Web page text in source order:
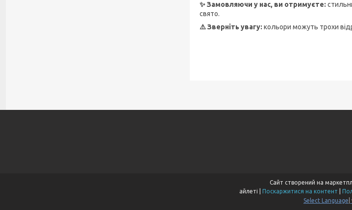
✨ Замовляючи у нас, ви отримуєте:
свято.
⚠️ Зверніть увагу: кольори можуть трохи
Сайт створений на
Поскаржитися на контент
Select Language